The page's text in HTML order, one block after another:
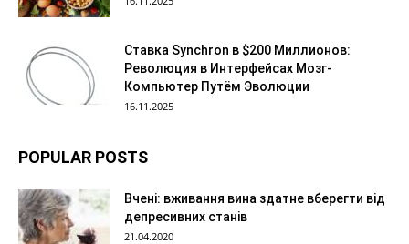
Ставка Synchron в $200 Миллионов:
Революция в Интерфейсах Мозг-
Компьютер Путём Эволюции
16.11.2025
POPULAR POSTS
Вчені: вживання вина здатне вберегти від
депресивних станів
21.04.2020